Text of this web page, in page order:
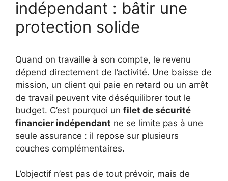
indépendant : bâtir une
protection solide
Quand on travaille à son compte, le revenu
dépend directement de l’activité. Une baisse de
mission, un client qui paie en retard ou un arrêt
de travail peuvent vite déséquilibrer tout le
budget. C’est pourquoi un filet de sécurité
financier indépendant ne se limite pas à une
seule assurance : il repose sur plusieurs
couches complémentaires.
L’objectif n’est pas de tout prévoir, mais de